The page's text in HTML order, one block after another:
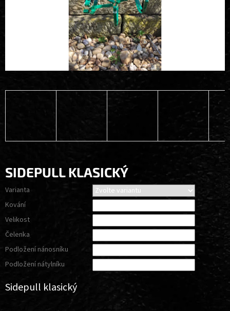
SIDEPULL KLASICKÝ
Varianta
Kování
Velikost
Čelenka
Podložení nánosníku
Podložení nátylníku
Sidepull klasický